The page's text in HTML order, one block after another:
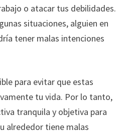
o atacar tus debilidades.
situaciones, alguien en
tener malas intenciones
para evitar que estas
tu vida. Por lo tanto,
tranquila y objetiva para
alrededor tiene malas